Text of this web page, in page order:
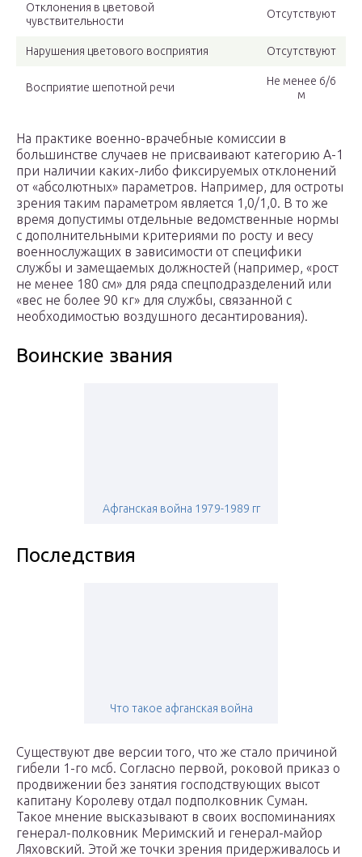
Отклонения в цветовой
чувствительности
Отсутствуют
Нарушения цветового восприятия Отсутствуют
Восприятие шепотной речи
Не менее 6/6
м
На практике военно-врачебные комиссии в
большинстве случаев не присваивают категорию А-1
при наличии каких-либо фиксируемых отклонений
от «абсолютных» параметров. Например, для остроты
зрения таким параметром является 1,0/1,0. В то же
время допустимы отдельные ведомственные нормы
с дополнительными критериями по росту и весу
военнослужащих в зависимости от специфики
службы и замещаемых должностей (например, «рост
не менее 180 см» для ряда спецподразделений или
«вес не более 90 кг» для службы, связанной с
необходимостью воздушного десантирования).
Воинские звания
Афганская война 1979-1989 гг
Последствия
Что такое афганская война
Существуют две версии того, что же стало причиной
гибели 1-го мсб. Согласно первой, роковой приказ о
продвижении без занятия господствующих высот
капитану Королеву отдал подполковник Суман.
Такое мнение высказывают в своих воспоминаниях
генерал-полковник Меримский и генерал-майор
Ляховский. Этой же точки зрения придерживалось и